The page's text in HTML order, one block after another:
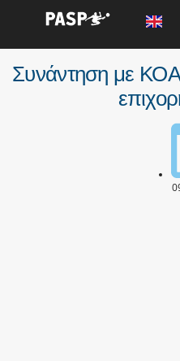
Συνάντηση με ΚΟΑ